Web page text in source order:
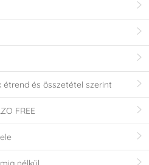
étrend és összetétel szerint
FREE